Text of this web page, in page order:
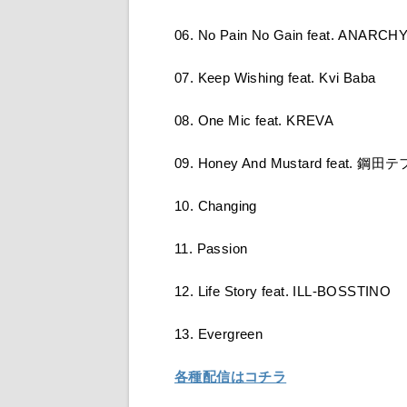
06. No Pain No Gain feat. ANARCHY
07. Keep Wishing feat. Kvi Baba
08. One Mic feat. KREVA
09. Honey And Mustard feat. 鋼田テ
10. Changing
11. Passion
12. Life Story feat. ILL-BOSSTINO
13. Evergreen
各種配信はコチラ